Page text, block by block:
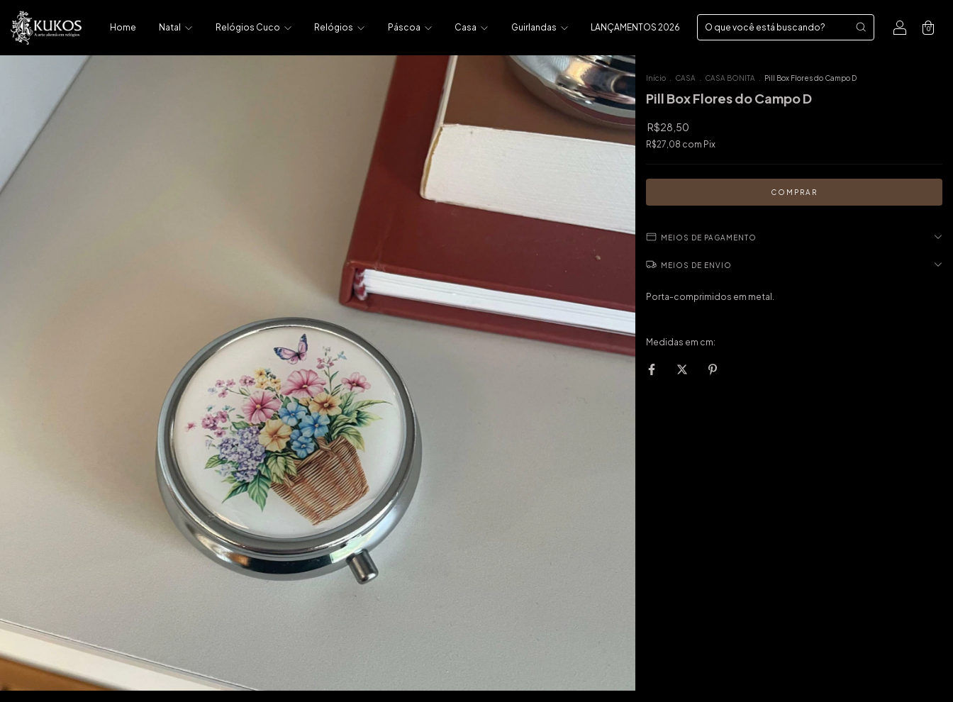
Home Natal Relógios Cuco Relógios Páscoa Casa Guirlandas LANÇAMENTOS 2026 0
Início CASA CASA BONITA Pill Box Flores do Campo D
Pill Box Flores do Campo D
R$28,50
R$27,08 com Pix
MEIOS DE PAGAMENTO
MEIOS DE ENVIO
Porta-comprimidos em metal.
Medidas em cm: